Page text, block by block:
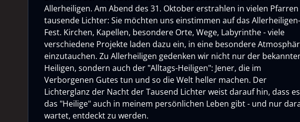
Allerheiligen. Am Abend des 31. Oktober erstrahlen in vielen Pfarren
tausende Lichter: Sie möchten uns einstimmen auf das Allerheiligen-
Fest. Kirchen, Kapellen, besondere Orte, Wege, Labyrinthe - viele
verschiedene Projekte laden dazu ein, in eine besondere
einzutauchen. Zu Allerheiligen gedenken wir nicht nur der
Heiligen, sondern auch der "Alltags-Heiligen": Jener, die im
Verborgenen Gutes tun und so die Welt heller machen. Der
Lichterglanz der Nacht der Tausend Lichter weist darauf hin, dass es
das "Heilige" auch in meinem persönlichen Leben gibt - und nur
wartet, entdeckt zu werden.